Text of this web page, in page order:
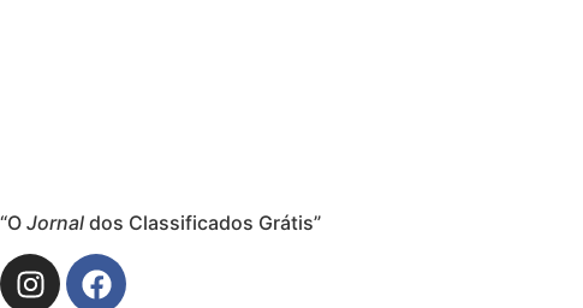
“O Jornal dos Classificados Grátis”